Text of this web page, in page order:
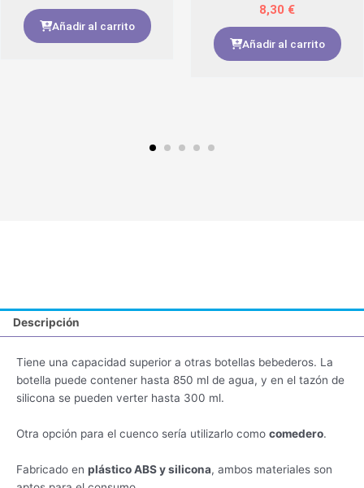
Añadir al carrito
8,30 €
Añadir al carrito
Descripción
Tiene una capacidad superior a otras botellas bebederos. La
botella puede contener hasta 850 ml de agua, y en el tazón de
silicona se pueden verter hasta 300 ml.
Otra opción para el cuenco sería utilizarlo como comedero.
Fabricado en plástico ABS y silicona, ambos materiales son